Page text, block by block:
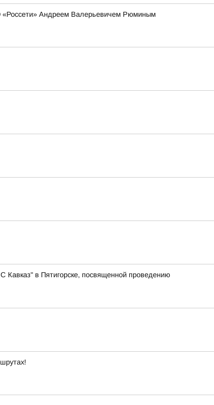
«Россети» Андреем Валерьевичем Рюминым
Кавказ" в Пятигорске, посвященной проведению